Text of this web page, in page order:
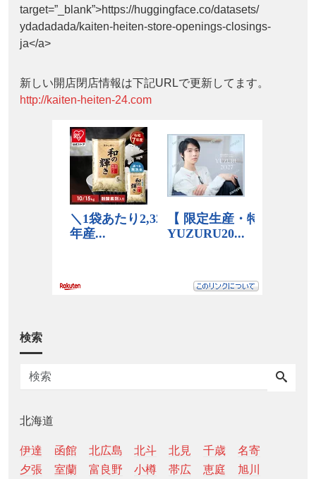
target=”_blank”>https://huggingface.co/datasets/
ydadadada/kaiten-heiten-store-openings-closings-
ja</a>
新しい開店閉店情報は下記URLで更新してます。
http://kaiten-heiten-24.com
検索
北海道
伊達 函館 北広島 北斗 北見 千歳
名寄
夕張
室蘭 富良野 小樽 帯広 恵庭
旭川